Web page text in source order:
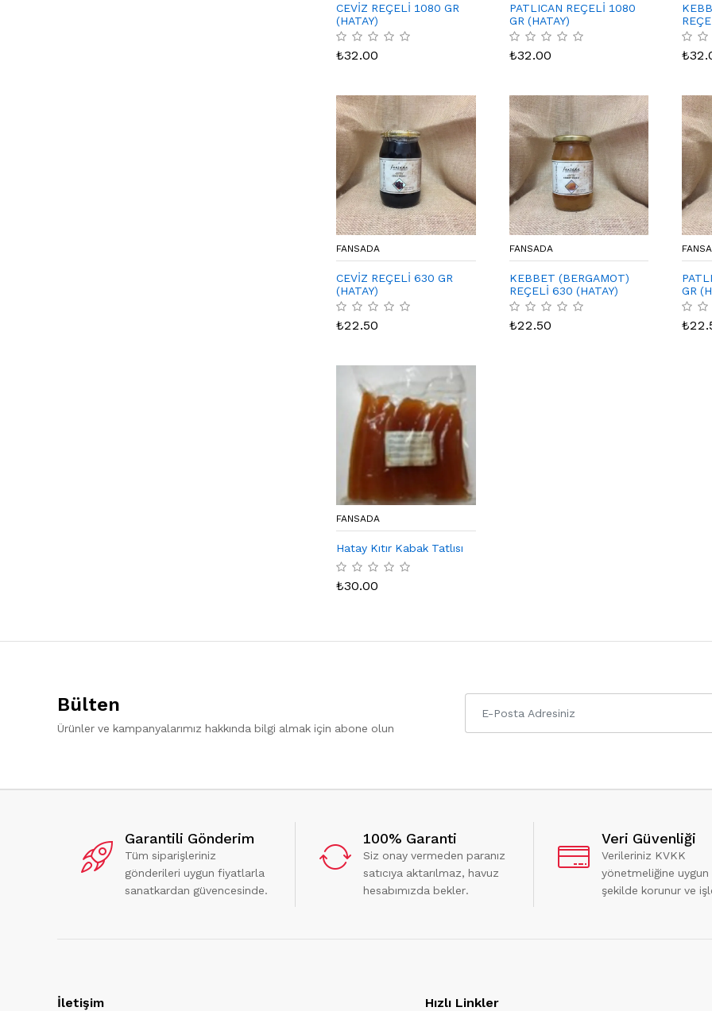
CEVİZ REÇELİ 1080 GR
(HATAY)
₺32.00
PATLICAN REÇELİ 1080
GR (HATAY)
₺32.00 ₺
FANSADA
CEVİZ REÇELİ 630 GR
(HATAY)
₺22.50
FANSADA
KEBBET (BERGAMOT)
REÇELİ 630 (HATAY)
₺22.50
GR
₺
FANSADA
Hatay Kıtır Kabak Tatlısı
₺30.00
Bülten
Ürünler ve kampanyalarımız hakkında bilgi almak için abone olun
Garantili Gönderim
Tüm siparişleriniz
gönderileri uygun fiyatlarla
sanatkardan güvencesinde.
100% Garanti
Siz onay vermeden paranız
satıcıya aktarılmaz, havuz
hesabımızda bekler.
Veri Güvenliği
Verileriniz KVKK
yönetmeliğine uygun
şekilde korunur ve
İletişim Hızlı Linkler